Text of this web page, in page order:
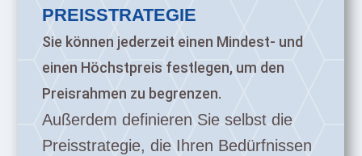
PREISSTRATEGIE
Sie können jederzeit einen Mindest- und
einen Höchstpreis festlegen, um den
Preisrahmen zu begrenzen.
Außerdem definieren Sie selbst die
Preisstrategie, die Ihren Bedürfnissen